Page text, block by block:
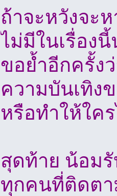
ถ้าจะหวังจะ
ไม่มีในเรื่อง
ขอย้ำอีกครั้ง
ความบันเทิง
หรือทำให้ใค
สุดท้าย น้อม
ทุกคนที่ติดตา